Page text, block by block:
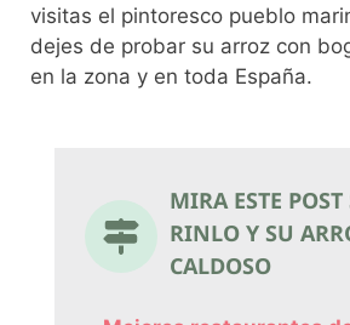
visitas el pintoresco pueblo
dejes de probar su arroz con
en la zona y en toda España.
MIRA ESTE POST
RINLO Y SU
CALDOSO